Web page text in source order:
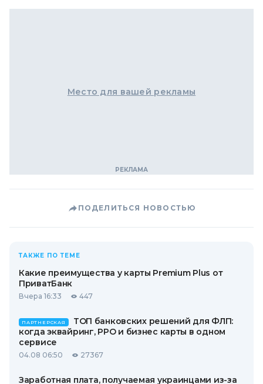
Место для вашей рекламы
ПОДЕЛИТЬСЯ НОВОСТЬЮ
ТАКЖЕ ПО ТЕМЕ
Какие преимущества у карты Premium Plus от
ПриватБанк
Вчера 16:33 447
ПАРТНЕРСКАЯ
ТОП банковских решений для ФЛП:
когда эквайринг, РРО и бизнес карты в одном
сервисе
04.08 06:50 27367
Заработная плата, получаемая украинцами из-за